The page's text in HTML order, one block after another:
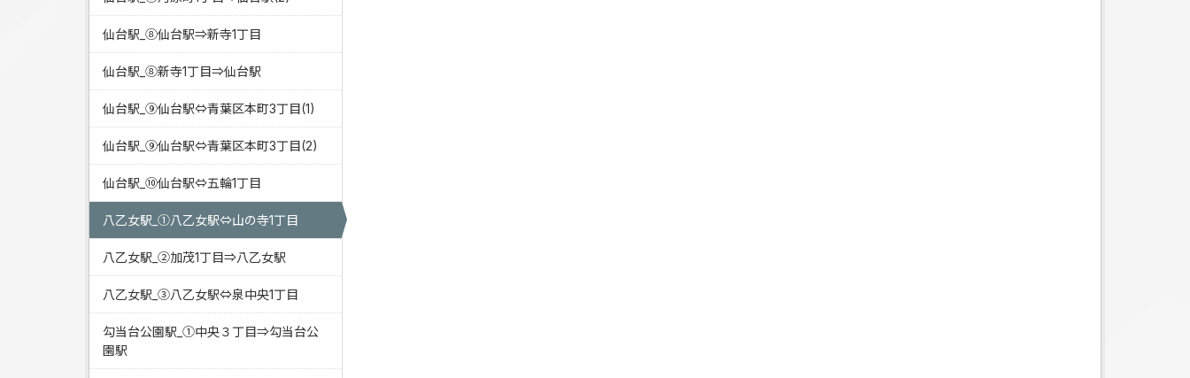
仙台駅_⑧仙台駅⇒新寺1丁目
仙台駅_⑧新寺1丁目⇒仙台駅
仙台駅_⑨仙台駅⇔青葉区本町3丁目(1)
仙台駅_⑨仙台駅⇔青葉区本町3丁目(2)
仙台駅_⑩仙台駅⇔五輪1丁目
八乙女駅_①八乙女駅⇔山の寺1丁目
八乙女駅_②加茂1丁目⇒八乙女駅
八乙女駅_③八乙女駅⇔泉中央1丁目
勾当台公園駅_①中央３丁目⇒勾当台公
園駅